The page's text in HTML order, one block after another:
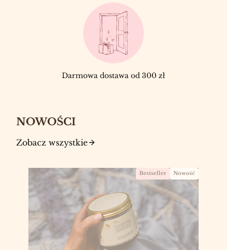
Darmowa dostawa od 300 zł
NOWOŚCI
Zobacz wszystkie
Bestseller Nowość